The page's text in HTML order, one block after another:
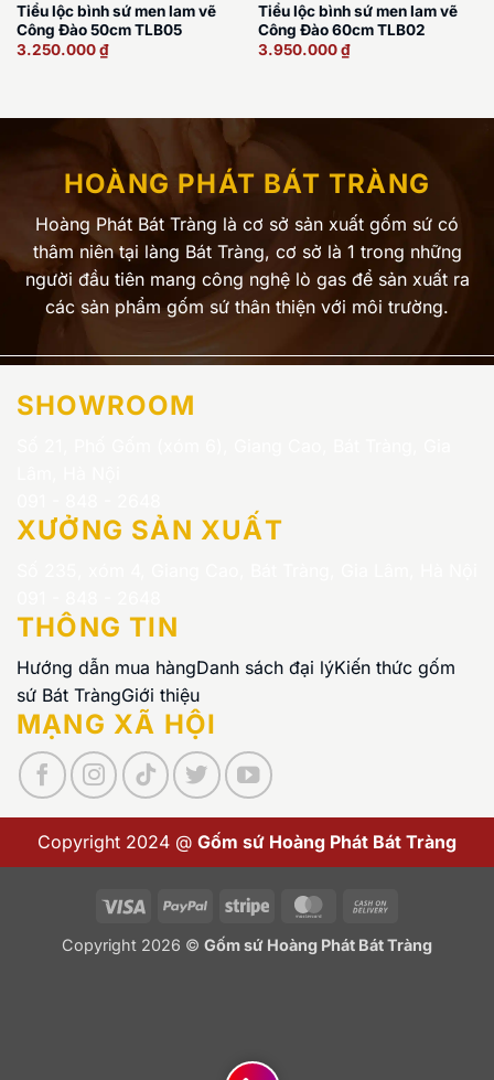
Tiểu lộc bình sứ men lam vẽ
Công Đào 50cm TLB05
3.250.000₫
Tiểu lộc bình sứ men lam vẽ
Công Đào 60cm TLB02
3.950.000₫
HOÀNG PHÁT BÁT TRÀNG
Hoàng Phát Bát Tràng là cơ sở sản xuất gốm sứ có
thâm niên tại làng Bát Tràng, cơ sở là 1 trong những
người đầu tiên mang công nghệ lò gas để sản xuất ra
các sản phẩm gốm sứ thân thiện với môi trường.
SHOWROOM
XƯỞNG SẢN XUẤT
THÔNG TIN
Hướng dẫn mua hàngDanh sách đại lýKiến thức gốm
sứ Bát TràngGiới thiệu
MẠNG XÃ HỘI
Copyright 2024 @ Gốm sứ Hoàng Phát Bát Tràng
Visa PayPal Stripe MasterCard
Delivery
Copyright 2026 © Gốm sứ Hoàng Phát Bát Tràng